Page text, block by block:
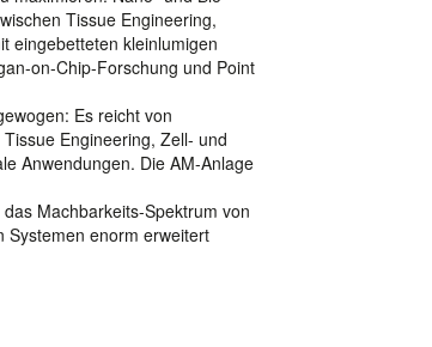
Tissue Engineering,
eingebetteten kleinlumigen
on-Chip-Forschung und Point
Es reicht von
Engineering, Zell- und
Anwendungen. Die AM-Anlage
Machbarkeits-Spektrum von
Systemen enorm erweitert